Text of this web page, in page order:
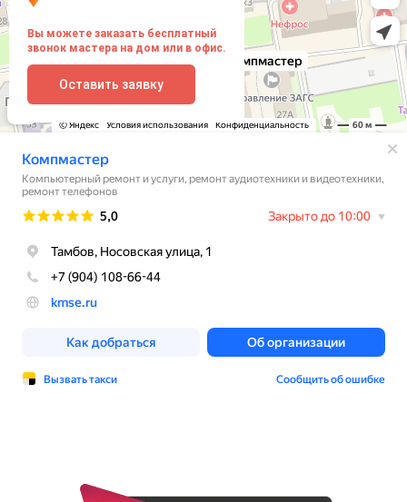
Вы можете заказать бесплатный
звонок мастера на дом или в офис.
Оставить заявку